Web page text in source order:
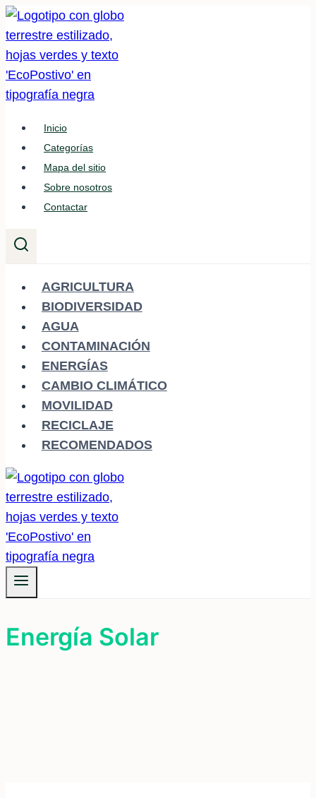
Saltar
al
contenido
Inicio
Categorías
Mapa del sitio
Sobre nosotros
Contactar
AGRICULTURA
BIODIVERSIDAD
AGUA
CONTAMINACIÓN
ENERGÍAS
CAMBIO CLIMÁTICO
MOVILIDAD
RECICLAJE
RECOMENDADOS
Energía Solar